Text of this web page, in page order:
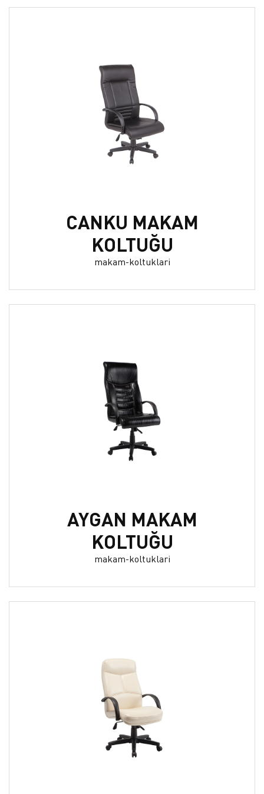
CANKU MAKAM
KOLTUĞU
makam-koltuklari
AYGAN MAKAM
KOLTUĞU
makam-koltuklari